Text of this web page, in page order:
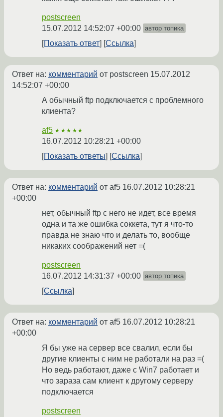
postscreen
15.07.2012 14:52:07 +00:00 автор топика
Показать ответ Ссылка
Ответ на: комментарий от postscreen 15.07.2012
14:52:07 +00:00
А обычный ftp подключается c проблемного
клиента?
af5 ★★★★★
16.07.2012 10:28:21 +00:00
Показать ответы
Ссылка
Ответ на: комментарий от af5 16.07.2012 10:28:21
+00:00
нет, обычный ftp с него не идет, все время
одна и та же ошибка соккета, тут я что-то
правда не знаю что и делать то, вообще
никаких соображений нет =(
postscreen
16.07.2012 14:31:37 +00:00 автор топика
Ссылка
Ответ на: комментарий от af5 16.07.2012 10:28:21
+00:00
Я бы уже на сервер все свалил, если бы
другие клиенты с ним не работали на раз =(
Но ведь работают, даже с Win7 работает и
что зараза сам клиент к другому серверу
подключается
postscreen